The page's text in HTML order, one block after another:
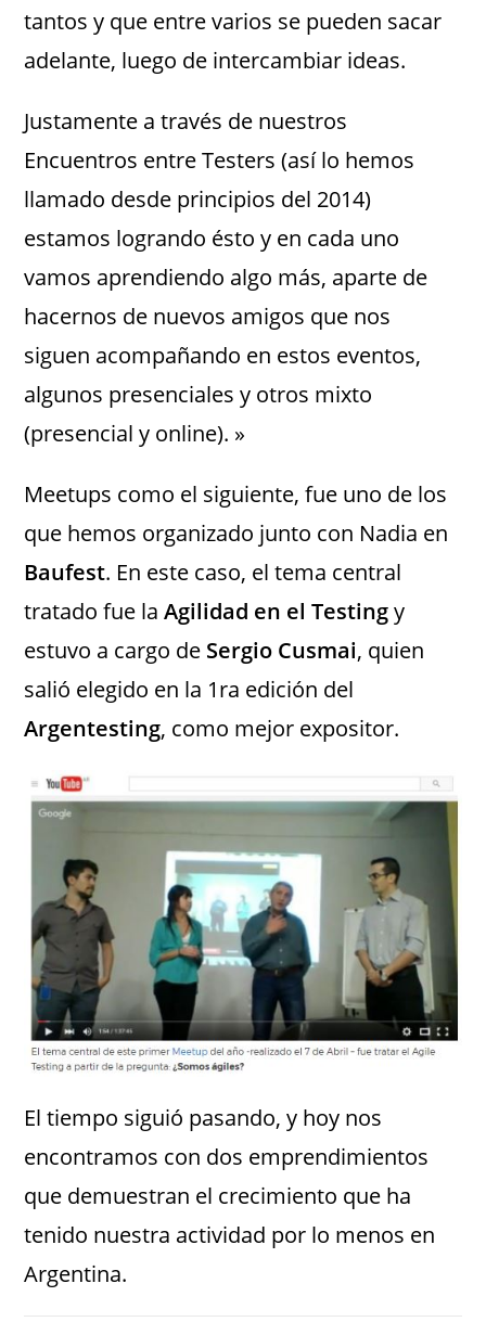
tantos y que entre varios se pueden sacar
adelante, luego de intercambiar ideas.
Justamente a través de nuestros
Encuentros entre Testers (así lo hemos
llamado desde principios del 2014)
estamos logrando ésto y en cada uno
vamos aprendiendo algo más, aparte de
hacernos de nuevos amigos que nos
siguen acompañando en estos eventos,
algunos presenciales y otros mixto
(presencial y online). »
Meetups como el siguiente, fue uno de los
que hemos organizado junto con Nadia en
Baufest. En este caso, el tema central
tratado fue laAgilidad en el Testingy
estuvo a cargo de Sergio Cusmai, quien
salió elegido en la 1ra edición del
Argentesting, como mejor expositor.
El tiempo siguió pasando, y hoy nos
encontramos con dos emprendimientos
que demuestran el crecimiento que ha
tenido nuestra actividad por lo menos en
Argentina.